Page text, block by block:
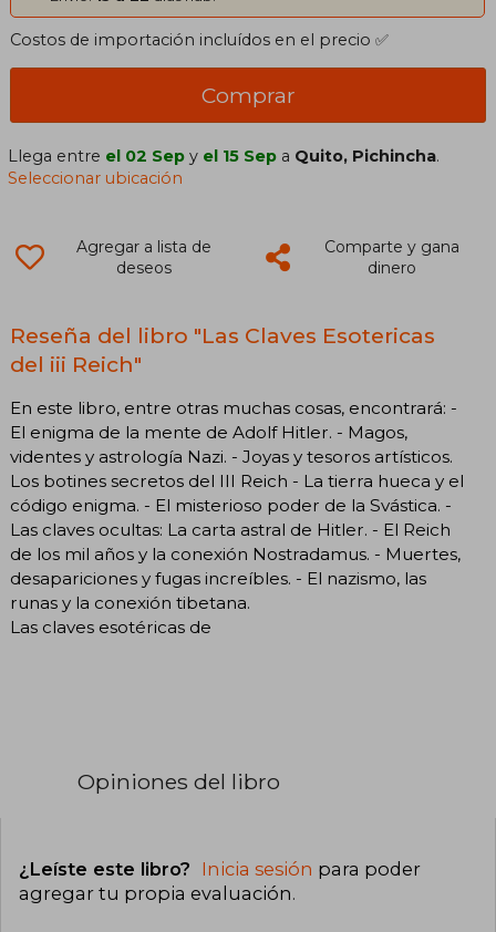
Costos de importación incluídos en el precio ✅
Comprar
Llega entre el 02 Sep y el 15 Sep a Quito, Pichincha.
Seleccionar ubicación
Agregar a lista de
deseos
Comparte y gana
dinero
Reseña del libro "Las Claves Esotericas
del iii Reich"
En este libro, entre otras muchas cosas, encontrará: -
El enigma de la mente de Adolf Hitler. - Magos,
videntes y astrología Nazi. - Joyas y tesoros artísticos.
Los botines secretos del III Reich - La tierra hueca y el
código enigma. - El misterioso poder de la Svástica. -
Las claves ocultas: La carta astral de Hitler. - El Reich
de los mil años y la conexión Nostradamus. - Muertes,
desapariciones y fugas increíbles. - El nazismo, las
runas y la conexión tibetana.
Las claves esotéricas de
Opiniones del libro
¿Leíste este libro? Inicia sesión para poder
agregar tu propia evaluación.